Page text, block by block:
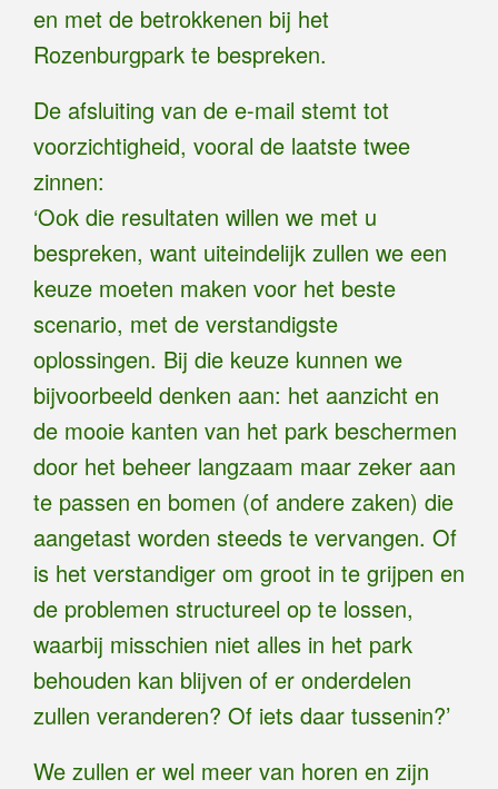
en met de betrokkenen bij het
Rozenburgpark te bespreken.
De afsluiting van de e-mail stemt tot
voorzichtigheid, vooral de laatste twee
zinnen:
‘Ook die resultaten willen we met u
bespreken, want uiteindelijk zullen we een
keuze moeten maken voor het beste
scenario, met de verstandigste
oplossingen. Bij die keuze kunnen we
bijvoorbeeld denken aan: het aanzicht en
de mooie kanten van het park beschermen
door het beheer langzaam maar zeker aan
te passen en bomen (of andere zaken) die
aangetast worden steeds te vervangen. Of
is het verstandiger om groot in te grijpen en
de problemen structureel op te lossen,
waarbij misschien niet alles in het park
behouden kan blijven of er onderdelen
zullen veranderen? Of iets daar tussenin?’
We zullen er wel meer van horen en zijn